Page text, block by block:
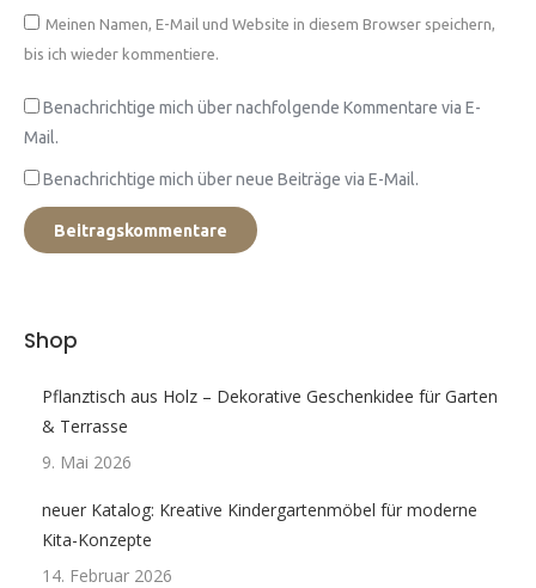
Meinen Namen, E-Mail und Website in diesem Browser speichern,
bis ich wieder kommentiere.
Benachrichtige mich über nachfolgende Kommentare via E-
Mail.
Benachrichtige mich über neue Beiträge via E-Mail.
Beitragskommentare
Shop
Pflanztisch aus Holz – Dekorative Geschenkidee für Garten
& Terrasse
9. Mai 2026
neuer Katalog: Kreative Kindergartenmöbel für moderne
Kita-Konzepte
14. Februar 2026